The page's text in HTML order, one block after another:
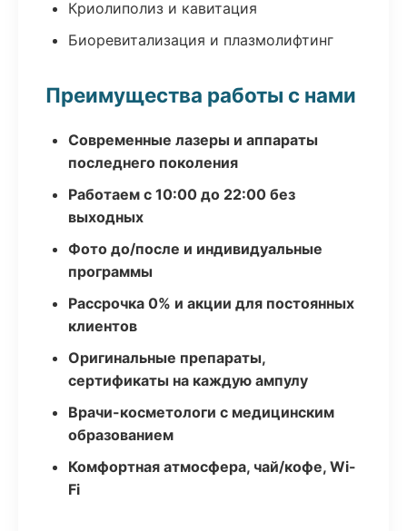
Криолиполиз и кавитация
Биоревитализация и плазмолифтинг
Преимущества работы с нами
Современные лазеры и аппараты
последнего поколения
Работаем с 10:00 до 22:00 без
выходных
Фото до/после и индивидуальные
программы
Рассрочка 0% и акции для постоянных
клиентов
Оригинальные препараты,
сертификаты на каждую ампулу
Врачи-косметологи с медицинским
образованием
Комфортная атмосфера, чай/кофе, Wi-
Fi